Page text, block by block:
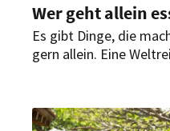
Wer geht allein
Es gibt Dinge, die
gern allein. Eine